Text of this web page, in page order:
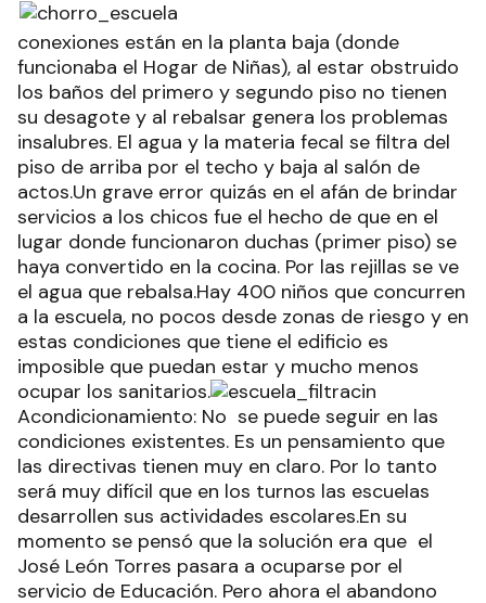
conexiones están en la planta baja (donde
funcionaba el Hogar de Niñas), al estar obstruido
los baños del primero y segundo piso no tienen
su desagote y al rebalsar genera los problemas
insalubres. El agua y la materia fecal se filtra del
piso de arriba por el techo y baja al salón de
actos.Un grave error quizás en el afán de brindar
servicios a los chicos fue el hecho de que en el
lugar donde funcionaron duchas (primer piso) se
haya convertido en la cocina. Por las rejillas se ve
el agua que rebalsa.Hay 400 niños que concurren
a la escuela, no pocos desde zonas de riesgo y en
estas condiciones que tiene el edificio es
imposible que puedan estar y mucho menos
ocupar los sanitarios.
Acondicionamiento: No se puede seguir en las
condiciones existentes. Es un pensamiento que
las directivas tienen muy en claro. Por lo tanto
será muy difícil que en los turnos las escuelas
desarrollen sus actividades escolares.En su
momento se pensó que la solución era que el
José León Torres pasara a ocuparse por el
servicio de Educación. Pero ahora el abandono